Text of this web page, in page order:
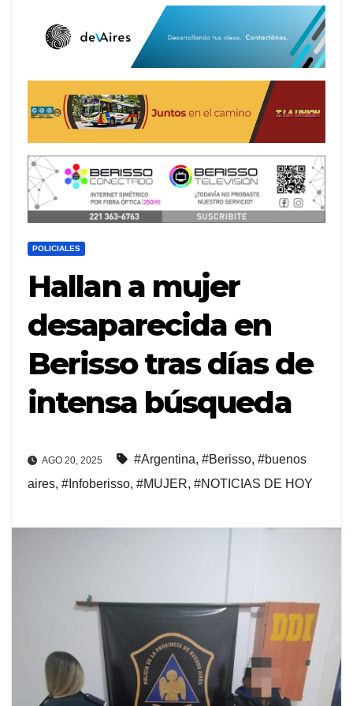
POLICIALES
Hallan a mujer
desaparecida en
Berisso tras días de
intensa búsqueda
AGO 20, 2025 #Argentina, #Berisso, #buenos
aires, #Infoberisso, #MUJER, #NOTICIAS DE HOY